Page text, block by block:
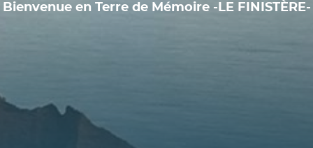
Bienvenue en Terre de Mémoire -LE FINISTÈRE-